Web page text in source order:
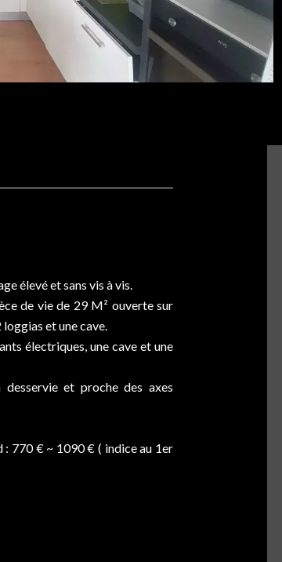
élevé et sans vis à vis.
de vie de 29 M² ouverte sur
et une cave.
électriques, une cave et une
et proche des axes
: 770 € ~ 1090 € ( indice au 1er